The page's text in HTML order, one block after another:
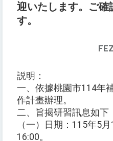
迎いたします。ご確
す。
説明：
一、依據桃園市114年
作計畫辦理。
二、旨揭研習訊息如下
（一）日期：115年5
16:00。